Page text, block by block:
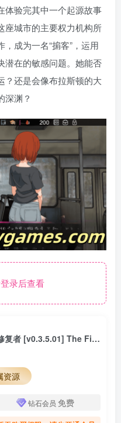
体验完其中一个起源故事
座城市的主要权力机构所
成为一名“掮客”，运用
潜在的敏感问题。她能否
？还是会像布拉斯顿的大
深渊？
录后查看
[PC+安卓][日系SLG/汉化/动态] 修复者 [v0.3.5.01] The Fixer [665M]
资源
钻石会员 免费